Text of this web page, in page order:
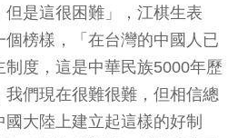
但是這很困難」，江棋生表
個榜樣，「在台灣的中國人已
度，這是中華民族5000年歷
我們現在很難很難，但相信總
大陸上建立起這樣的好制